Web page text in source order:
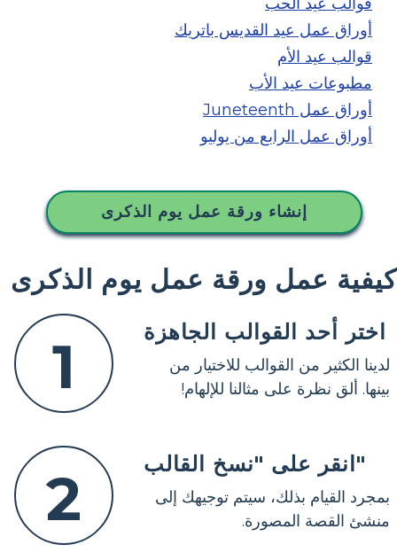
أوراق عمل عيد القديس باتريك
قوالب عيد الأم
مطبوعات عيد الأب
أوراق عمل Juneteenth
أوراق عمل الرابع من يوليو
إنشاء ورقة عمل يوم الذكرى
كيفية عمل ورقة عمل يوم الذكرى
1 اختر أحد القوالب الجاهزة
لدينا الكثير من القوالب للاختيار من
بينها. ألق نظرة على مثالنا للإلهام!
2 انقر على "نسخ القالب"
بمجرد القيام بذلك، سيتم توجيهك إلى
منشئ القصة المصورة.